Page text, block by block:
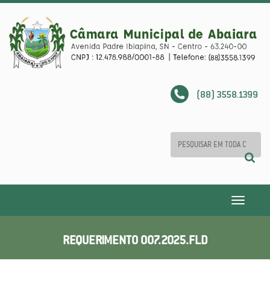
(88) 3558.1399
Toggle
REQUERIMENTO 007.2025.FLD